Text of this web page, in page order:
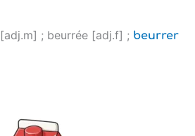
; beurrée [adj.f] ; beurrer